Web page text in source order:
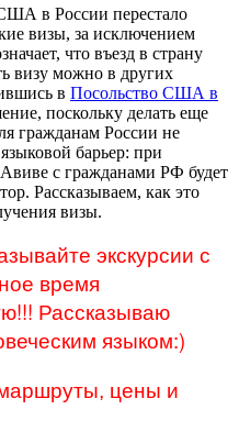
в России перестало
визы, за исключением
что въезд в страну
визу можно в других
в Посольство США в
поскольку делать еще
гражданам России не
барьер: при
с гражданами РФ будет
Рассказываем, как это
визы.
экскурсии с
время
Рассказываю
языком:)
, цены и